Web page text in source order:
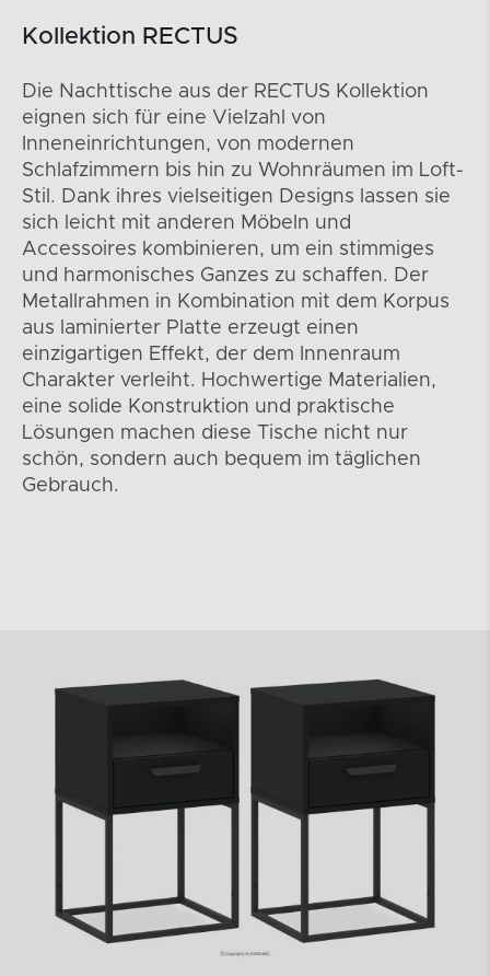
Kollektion RECTUS
Die Nachttische aus der RECTUS Kollektion
eignen sich für eine Vielzahl von
Inneneinrichtungen, von modernen
Schlafzimmern bis hin zu Wohnräumen im Loft-
Stil. Dank ihres vielseitigen Designs lassen sie
sich leicht mit anderen Möbeln und
Accessoires kombinieren, um ein stimmiges
und harmonisches Ganzes zu schaffen. Der
Metallrahmen in Kombination mit dem Korpus
aus laminierter Platte erzeugt einen
einzigartigen Effekt, der dem Innenraum
Charakter verleiht. Hochwertige Materialien,
eine solide Konstruktion und praktische
Lösungen machen diese Tische nicht nur
schön, sondern auch bequem im täglichen
Gebrauch.